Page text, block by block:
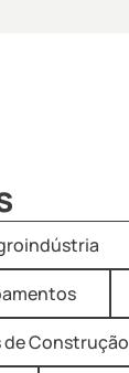
de Construção